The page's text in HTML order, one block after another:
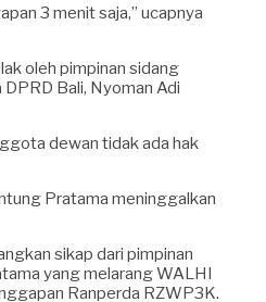
3 menit saja,” ucapnya
oleh pimpinan sidang
Bali, Nyoman Adi
dewan tidak ada hak
Pratama meninggalkan
sikap dari pimpinan
yang melarang WALHI
Ranperda RZWP3K.